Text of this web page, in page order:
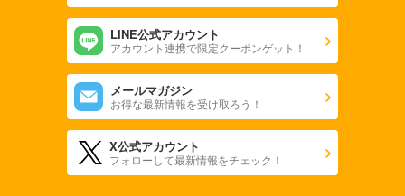
LINE公式アカウント
アカウント連携で限定クーポンゲット！
メールマガジン
お得な最新情報を受け取ろう！
X公式アカウント
フォローして最新情報をチェック！